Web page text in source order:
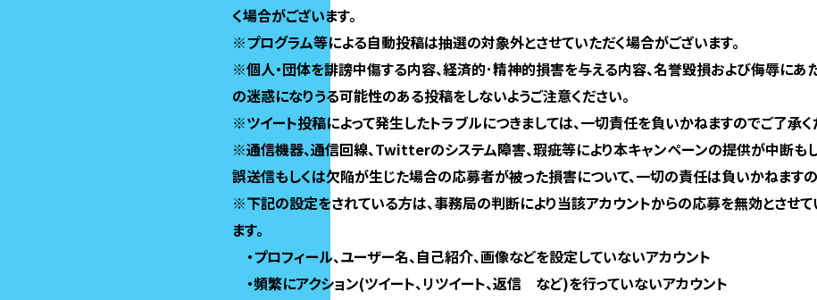
く場合がございます。
※プログラム等による自動投稿は抽選の対象外とさせていただく場合がございます。
※個人・団体を誹謗中傷する内容、経済的･精神的損害を与える内容、名誉毀損および侮辱にあ
の迷惑になりうる可能性のある投稿をしないようご注意ください。
※ツイート投稿によって発生したトラブルにつきましては、一切責任を負いかねますのでご了承く
※通信機器、通信回線、Twitterのシステム障害、瑕疵等により本キャンペーンの提供が中断もし
誤送信もしくは欠陥が生じた場合の応募者が被った損害について、一切の責任は負いかねますの
※下記の設定をされている方は、事務局の判断により当該アカウントからの応募を無効とさせて
ます。
・プロフィール、ユーザー名、自己紹介、画像などを設定していないアカウント
・頻繁にアクション(ツイート、リツイート、返信 など)を行っていないアカウント